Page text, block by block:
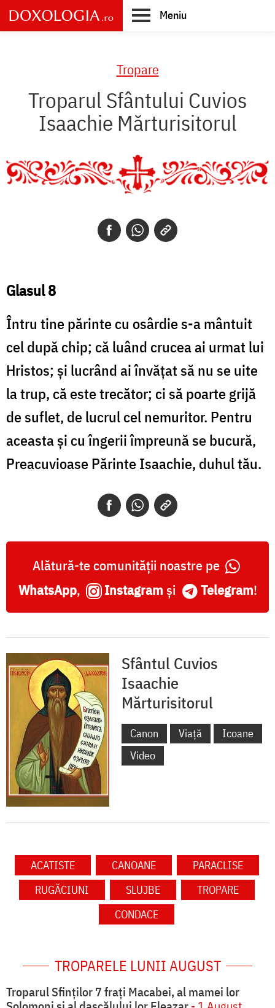
Skip
to
main
Meniu
Tropare
Troparul Sfântului Cuvios
Isaachie Mărturisitorul
Glasul 8
Întru tine părinte cu osârdie s-a mântuit
cel după chip; că luând crucea ai urmat lui
Hristos; şi lucrând ai învăţat să nu se uite
la trup, că este trecător; ci să poarte grijă
de suflet, de lucrul cel nemuritor. Pentru
aceasta şi cu îngerii împreună se bucură,
Preacuvioase Părinte Isaachie, duhul tău.
Alătură-te comunității noastre pe
WhatsApp, Instagram și Telegram!
Sfântul Cuvios
Isaachie
Mărturisitorul
Canon Viață
Icoane
Video
ACATISTE CANOANE
PARACLISE
RUGĂCIUNI
SLUJBE
TROPARE
CONDACE
TROPARELE LUNII AUGUST
Troparul Sfinţilor 7 fraţi Macabei, al mamei lor